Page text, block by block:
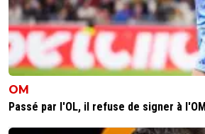
OM
Passé par l'OL, il refuse de signer à l'OM